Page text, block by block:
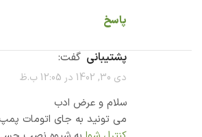
پاسخ
پشتیبانی گفت:
دی 30, 1402 در 12:05 ب.ظ
سلام و عرض ادب
می تونید به جای اتومات